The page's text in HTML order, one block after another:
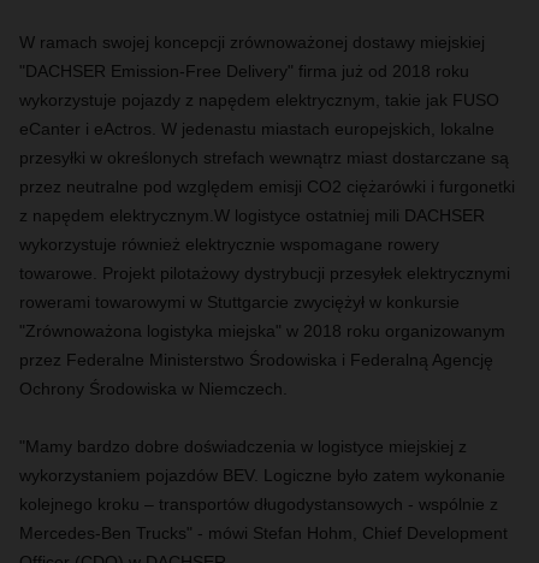
W ramach swojej koncepcji zrównoważonej dostawy miejskiej
"DACHSER Emission-Free Delivery" firma już od 2018 roku
wykorzystuje pojazdy z napędem elektrycznym, takie jak FUSO
eCanter i eActros. W jedenastu miastach europejskich, lokalne
przesyłki w określonych strefach wewnątrz miast dostarczane są
przez neutralne pod względem emisji CO2 ciężarówki i furgonetki
z napędem elektrycznym. W logistyce ostatniej mili DACHSER
wykorzystuje również elektrycznie wspomagane rowery
towarowe. Projekt pilotażowy dystrybucji przesyłek elektrycznymi
rowerami towarowymi w Stuttgarcie zwyciężył w konkursie
"Zrównoważona logistyka miejska" w 2018 roku organizowanym
przez Federalne Ministerstwo Środowiska i Federalną Agencję
Ochrony Środowiska w Niemczech.
"Mamy bardzo dobre doświadczenia w logistyce miejskiej z
wykorzystaniem pojazdów BEV. Logiczne było zatem wykonanie
kolejnego kroku – transportów długodystansowych - wspólnie z
Mercedes-Ben Trucks" - mówi Stefan Hohm, Chief Development